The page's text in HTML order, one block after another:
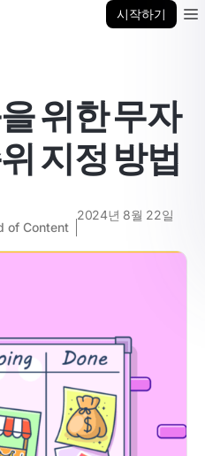
시작하기
위한 무자
지정 방법
of Content
2024년 8월 22일